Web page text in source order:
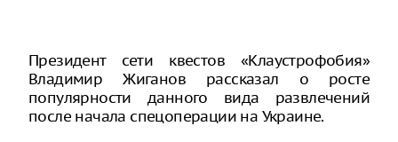
Президент сети квестов «Клаустрофобия»
Владимир Жиганов рассказал о росте
популярности данного вида развлечений
после начала спецоперации на Украине.